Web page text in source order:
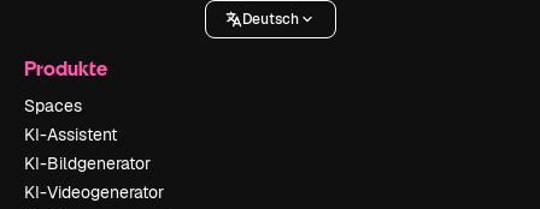
Deutsch
Produkte
Spaces
KI-Assistent
KI-Bildgenerator
KI-Videogenerator